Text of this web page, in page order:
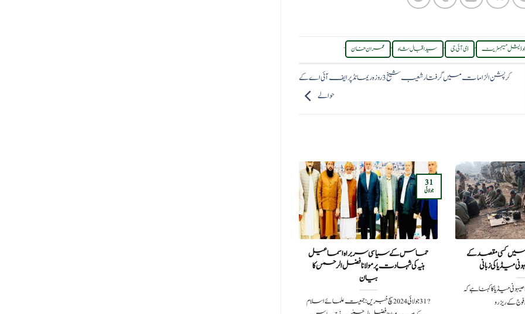
میجسٹریٹ , ڈی آئی جی , سید اقبال شاہ , عمران خان .
کرپشن الزامات میں گرفتار شعیب شیخ 3 روزہ ریمانڈ پر ایف آئی اے کے
حوالے
میں کسی مقصد کے
میڈیا کی زبانی
صیہونی میڈیا کا کہنا ہے کہ
کے ریزرو
حماس کے سیاسی سربراہ اسماعیل
ہنیہ کی شہادت پر مولانا فضل الرحمٰن کا
بیان
?️ 31 جولائی 2024سچ خبریں: جمعیت علمائے اسلام
31
جولائی